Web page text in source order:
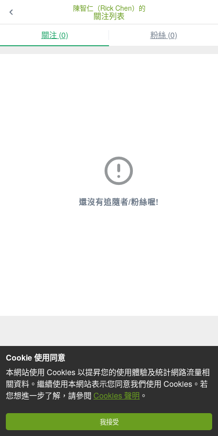
陳智仁（Rick Chen）的
關注列表
關注 (0) 粉絲 (0)
還沒有追隨者/粉絲喔!
Cookie 使用同意
本網站使用 Cookies 以提昇您的使用體驗及統計網路流量相
關資料。繼續使用本網站表示您同意我們使用 Cookies。若
您想進一步了解，請參閱 Cookies 聲明 。
我接受